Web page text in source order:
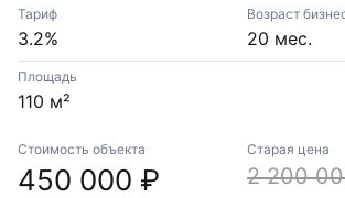
клиентам добираться до пункта всего за
обеспечивает стабильный поток
стремимся сделать процесс получения
максимально комфортным и быстрым для
Тариф
3.2%
Возраст
20 мес.
Площадь
110 м²
Стоимость объекта
450 000 ₽
Старая цена
2 200